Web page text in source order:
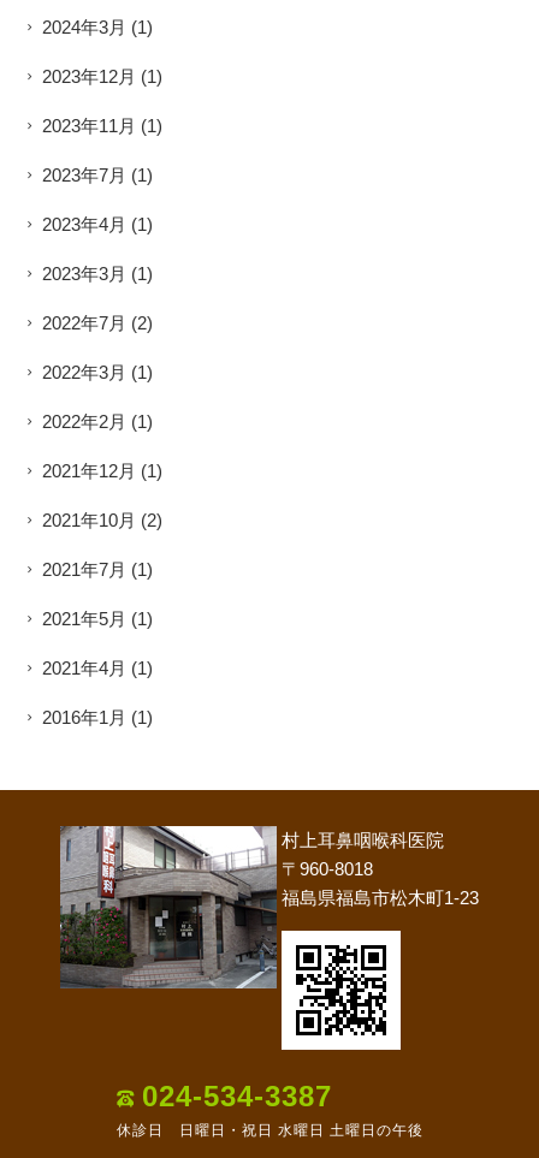
2024年3月 (1)
2023年12月 (1)
2023年11月 (1)
2023年7月 (1)
2023年4月 (1)
2023年3月 (1)
2022年7月 (2)
2022年3月 (1)
2022年2月 (1)
2021年12月 (1)
2021年10月 (2)
2021年7月 (1)
2021年5月 (1)
2021年4月 (1)
2016年1月 (1)
村上耳鼻咽喉科医院
〒960-8018
福島県福島市松木町1-23
024-534-3387
休診日 日曜日・祝日 水曜日 土曜日の午後